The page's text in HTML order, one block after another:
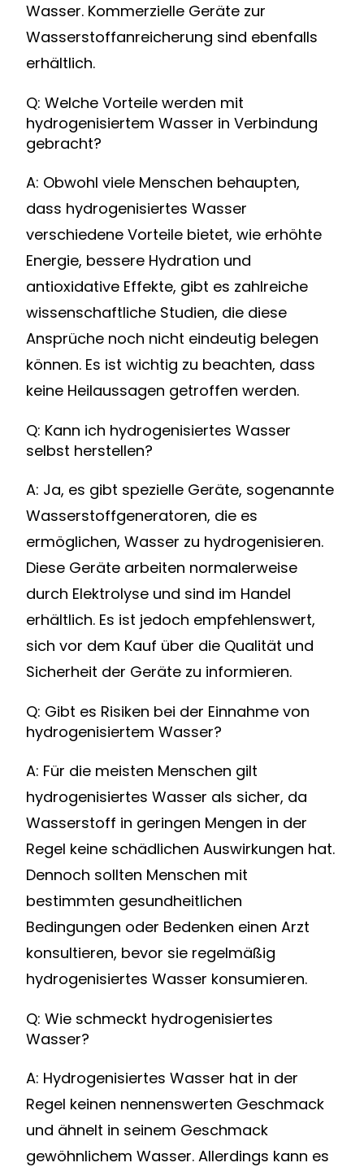
Wasser. Kommerzielle Geräte zur
Wasserstoffanreicherung sind ebenfalls
erhältlich.
Q: Welche Vorteile werden mit
hydrogenisiertem Wasser in Verbindung
gebracht?
A: Obwohl viele Menschen behaupten,
dass hydrogenisiertes Wasser
verschiedene Vorteile bietet, wie erhöhte
Energie, bessere Hydration und
antioxidative Effekte, gibt es zahlreiche
wissenschaftliche Studien, die diese
Ansprüche noch nicht eindeutig belegen
können. Es ist wichtig zu beachten, dass
keine Heilaussagen getroffen werden.
Q: Kann ich hydrogenisiertes Wasser
selbst herstellen?
A: Ja, es gibt spezielle Geräte, sogenannte
Wasserstoffgeneratoren, die es
ermöglichen, Wasser zu hydrogenisieren.
Diese Geräte arbeiten normalerweise
durch Elektrolyse und sind im Handel
erhältlich. Es ist jedoch empfehlenswert,
sich vor dem Kauf über die Qualität und
Sicherheit der Geräte zu informieren.
Q: Gibt es Risiken bei der Einnahme von
hydrogenisiertem Wasser?
A: Für die meisten Menschen gilt
hydrogenisiertes Wasser als sicher, da
Wasserstoff in geringen Mengen in der
Regel keine schädlichen Auswirkungen hat.
Dennoch sollten Menschen mit
bestimmten gesundheitlichen
Bedingungen oder Bedenken einen Arzt
konsultieren, bevor sie regelmäßig
hydrogenisiertes Wasser konsumieren.
Q: Wie schmeckt hydrogenisiertes
Wasser?
A: Hydrogenisiertes Wasser hat in der
Regel keinen nennenswerten Geschmack
und ähnelt in seinem Geschmack
gewöhnlichem Wasser. Allerdings kann es